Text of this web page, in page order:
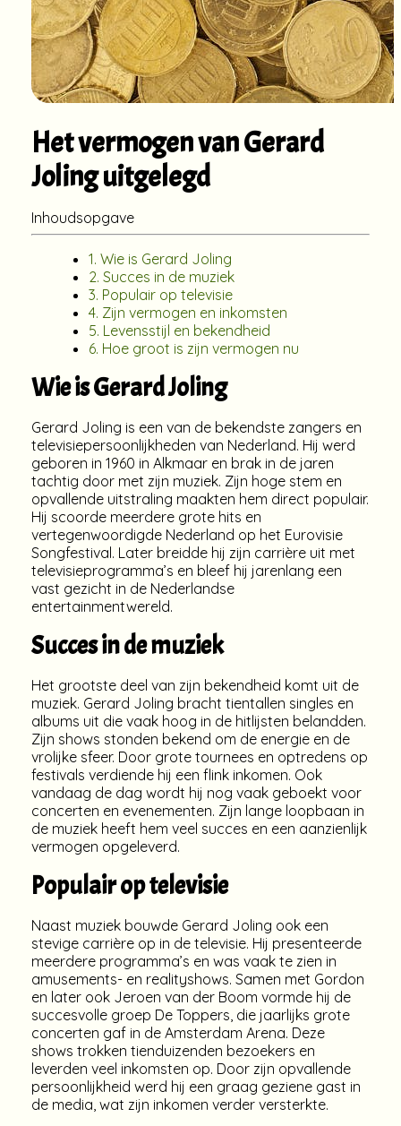
Het vermogen van Gerard
Joling uitgelegd
Inhoudsopgave
1. Wie is Gerard Joling
2. Succes in de muziek
3. Populair op televisie
4. Zijn vermogen en inkomsten
5. Levensstijl en bekendheid
6. Hoe groot is zijn vermogen nu
Wie is Gerard Joling
Gerard Joling is een van de bekendste zangers en
televisiepersoonlijkheden van Nederland. Hij werd
geboren in 1960 in Alkmaar en brak in de jaren
tachtig door met zijn muziek. Zijn hoge stem en
opvallende uitstraling maakten hem direct populair.
Hij scoorde meerdere grote hits en
vertegenwoordigde Nederland op het Eurovisie
Songfestival. Later breidde hij zijn carrière uit met
televisieprogramma’s en bleef hij jarenlang een
vast gezicht in de Nederlandse
entertainmentwereld.
Succes in de muziek
Het grootste deel van zijn bekendheid komt uit de
muziek. Gerard Joling bracht tientallen singles en
albums uit die vaak hoog in de hitlijsten belandden.
Zijn shows stonden bekend om de energie en de
vrolijke sfeer. Door grote tournees en optredens op
festivals verdiende hij een flink inkomen. Ook
vandaag de dag wordt hij nog vaak geboekt voor
concerten en evenementen. Zijn lange loopbaan in
de muziek heeft hem veel succes en een aanzienlijk
vermogen opgeleverd.
Populair op televisie
Naast muziek bouwde Gerard Joling ook een
stevige carrière op in de televisie. Hij presenteerde
meerdere programma’s en was vaak te zien in
amusements- en realityshows. Samen met Gordon
en later ook Jeroen van der Boom vormde hij de
succesvolle groep De Toppers, die jaarlijks grote
concerten gaf in de Amsterdam Arena. Deze
shows trokken tienduizenden bezoekers en
leverden veel inkomsten op. Door zijn opvallende
persoonlijkheid werd hij een graag geziene gast in
de media, wat zijn inkomen verder versterkte.